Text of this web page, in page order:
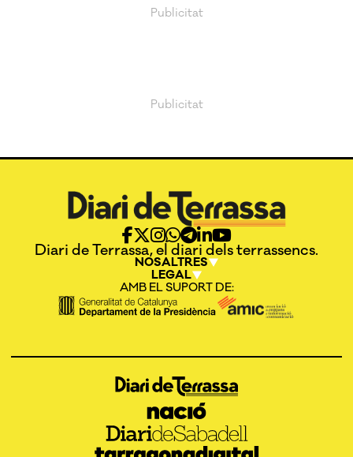
Diari de Terrassa, el diari dels terrassencs.
NOSALTRES
LEGAL
AMB EL SUPORT DE: